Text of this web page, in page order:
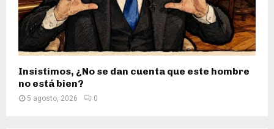
Insistimos, ¿No se dan cuenta que este hombre
no está bien?
5 agosto, 2026 0